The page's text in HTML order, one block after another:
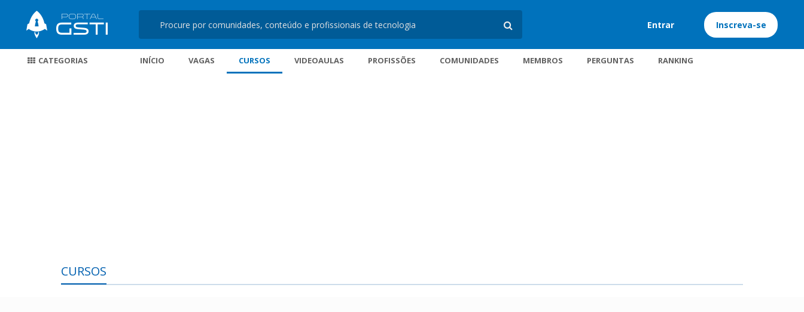
Entrar Inscreva-se
CATEGORIAS INÍCIO VAGAS CURSOS VIDEOAULAS PROFISSÕES COMUNIDADES MEMBROS PERGUNTAS RANKING
CURSOS